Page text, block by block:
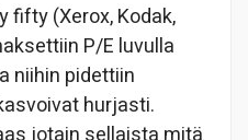
fifty (Xerox, Kodak,
P/E luvulla
niihin pidettiin
hurjasti.